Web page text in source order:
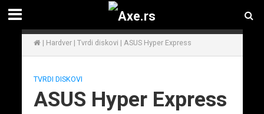
| Hardver| Tvrdi diskovi | ASUS Hyper Express
TVRDI DISKOVI
ASUS Hyper Express